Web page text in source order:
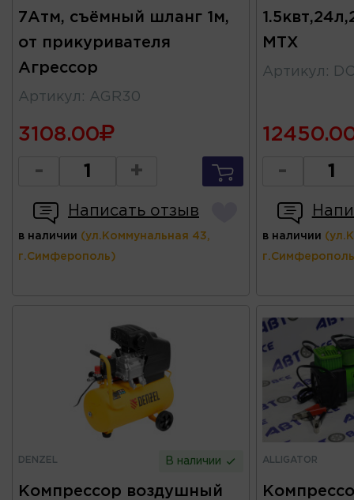
7Атм, съёмный шланг 1м,
от прикуривателя
Агрессор
Артикул : AGR30
3108.00
- +
Написать отзыв
в наличии (ул.Коммунальная 43,
г.Симферополь)
MTX
Артикул :
-
в наличии
DENZEL В наличии
Компрессор воздушный
ALLIGATOR